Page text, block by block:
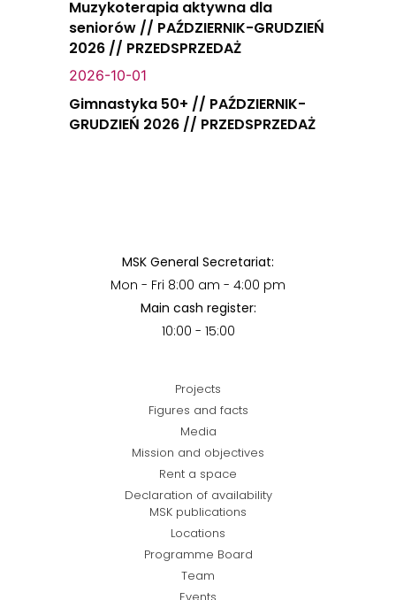
Muzykoterapia aktywna dla
seniorów // PAŹDZIERNIK-GRUDZIEŃ
2026 // PRZEDSPRZEDAŻ
2026-10-01
Gimnastyka 50+ // PAŹDZIERNIK-
GRUDZIEŃ 2026 // PRZEDSPRZEDAŻ
MSK General Secretariat:
Mon - Fri 8:00 am - 4:00 pm
Main cash register:
10:00 - 15:00
Projects
Figures and facts
Media
Mission and objectives
Rent a space
Declaration of availability
MSK publications
Locations
Programme Board
Team